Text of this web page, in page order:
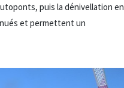
puis la dénivellation en
et permettent un